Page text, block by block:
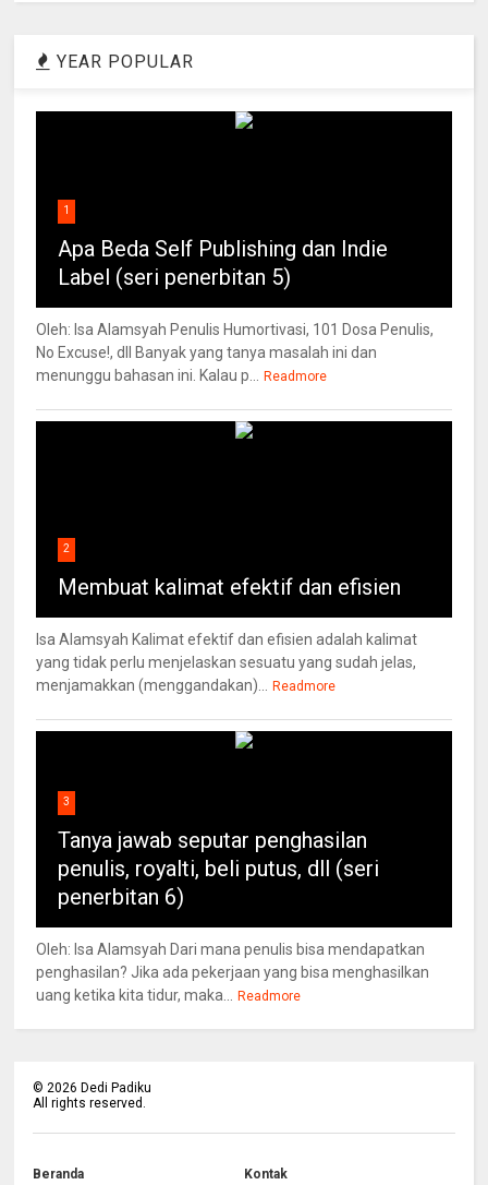
YEAR POPULAR
1
Apa Beda Self Publishing dan Indie
Label (seri penerbitan 5)
Oleh: Isa Alamsyah Penulis Humortivasi, 101 Dosa Penulis,
No Excuse!, dll Banyak yang tanya masalah ini dan
menunggu bahasan ini. Kalau p... Readmore
2
Membuat kalimat efektif dan efisien
Isa Alamsyah Kalimat efektif dan efisien adalah kalimat
yang tidak perlu menjelaskan sesuatu yang sudah jelas,
menjamakkan (menggandakan)... Readmore
3
Tanya jawab seputar penghasilan
penulis, royalti, beli putus, dll (seri
penerbitan 6)
Oleh: Isa Alamsyah Dari mana penulis bisa mendapatkan
penghasilan? Jika ada pekerjaan yang bisa menghasilkan
uang ketika kita tidur, maka... Readmore
©2026 Dedi Padiku
All rights reserved.
Beranda Kontak